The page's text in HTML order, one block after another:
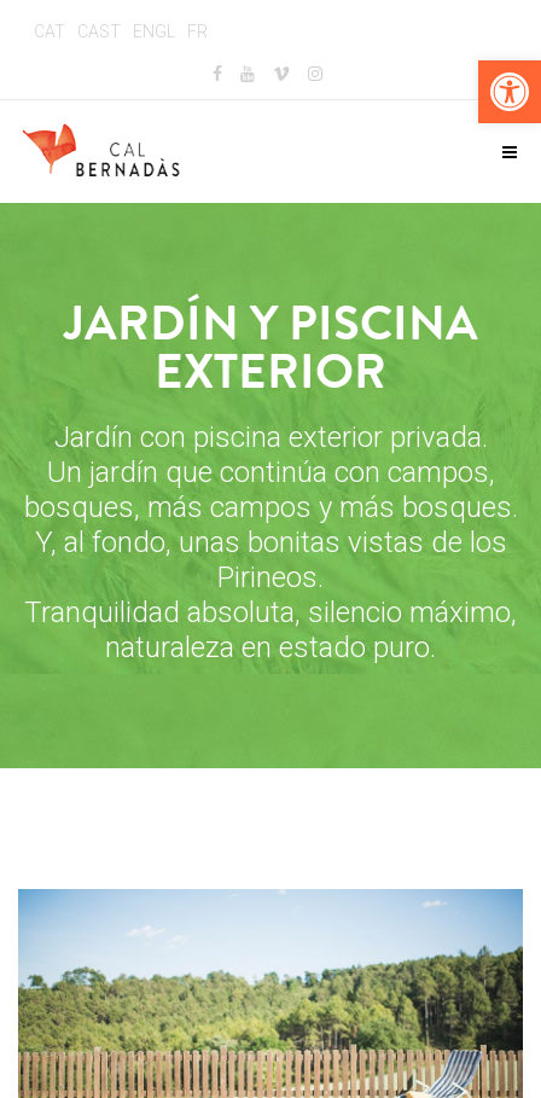
CAT CAST ENGL FR
JARDÍN Y PISCINA
EXTERIOR
Jardín con piscina exterior privada.
Un jardín que continúa con campos,
bosques, más campos y más bosques.
Y, al fondo, unas bonitas vistas de los
Pirineos.
Tranquilidad absoluta, silencio máximo,
naturaleza en estado puro.